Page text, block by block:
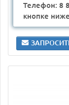
Телефон: 8
кнопке